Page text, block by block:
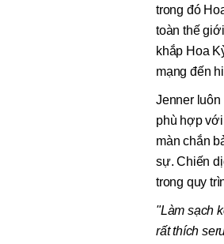
trong đó
toàn thế
khắp Hoa
mạng đến
Jenner
phù hợp
màn chắn
sự. Chiến
trong quy
"Làm sạch
rất thích